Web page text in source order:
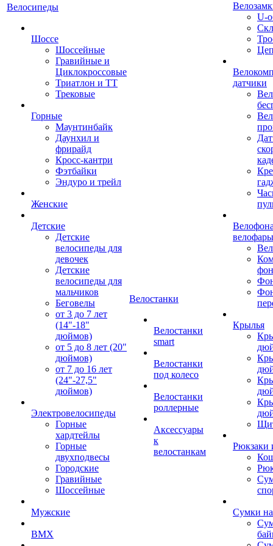
Велосипеды
Шоссе
Шоссейные
Гравийные и
Циклокроссовые
Триатлон и ТТ
Трековые
Горные
Маунтинбайк
Даунхил и
фрирайд
Кросс-кантри
Фэтбайки
Эндуро и трейл
Женские
Детские
Детские
велосипеды для
девочек
Детские
велосипеды для
мальчиков
Беговелы
от 3 до 7 лет
(14"-18"
дюймов)
от 5 до 8 лет (20"
дюймов)
от 7 до 16 лет
(24"-27,5"
дюймов)
Электровелосипеды
Горные
хардтейлы
Горные
двухподвесы
Городские
Гравийные
Шоссейные
Мужские
BMX
Велостанки
Велостанки
smart
Велостанки
под колесо
Велостанки
роллерные
Аксессуары
к
велостанкам
U-
датчики
велофары
Крылья
Рюкзаки
Сумки